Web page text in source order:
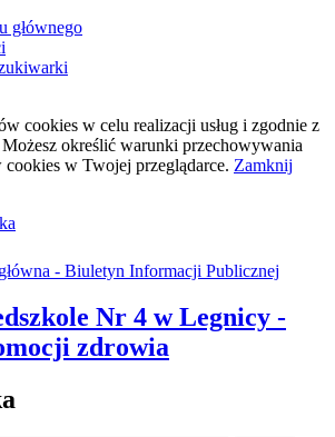
głównego
cookies w celu realizacji usług i zgodnie z
Możesz określić warunki przechowywania
cookies w Twojej przeglądarce. Zamknij
- Biuletyn Informacji Publicznej
Nr 4 w Legnicy -
zdrowia